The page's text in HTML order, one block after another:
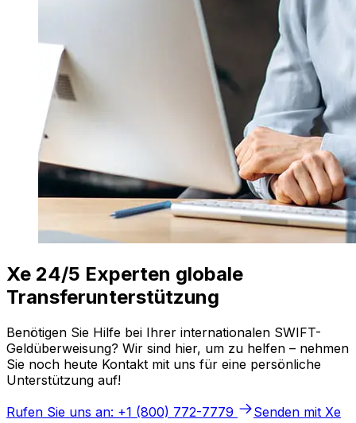
Xe 24/5 Experten globale
Transferunterstützung
Benötigen Sie Hilfe bei Ihrer internationalen SWIFT-
Geldüberweisung? Wir sind hier, um zu helfen – nehmen
Sie noch heute Kontakt mit uns für eine persönliche
Unterstützung auf!
Rufen Sie uns an: +1 (800) 772-7779
Senden mit Xe